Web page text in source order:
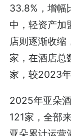
33.8%，增幅
中，轻资产加
店则逐渐收
家，在酒店总
家，较2023年
2025年亚朵
121家，全部
亚朵累计运营